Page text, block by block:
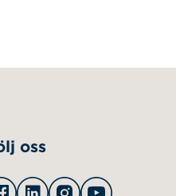
oss
Facebook
LinkedinInstagramYoutube